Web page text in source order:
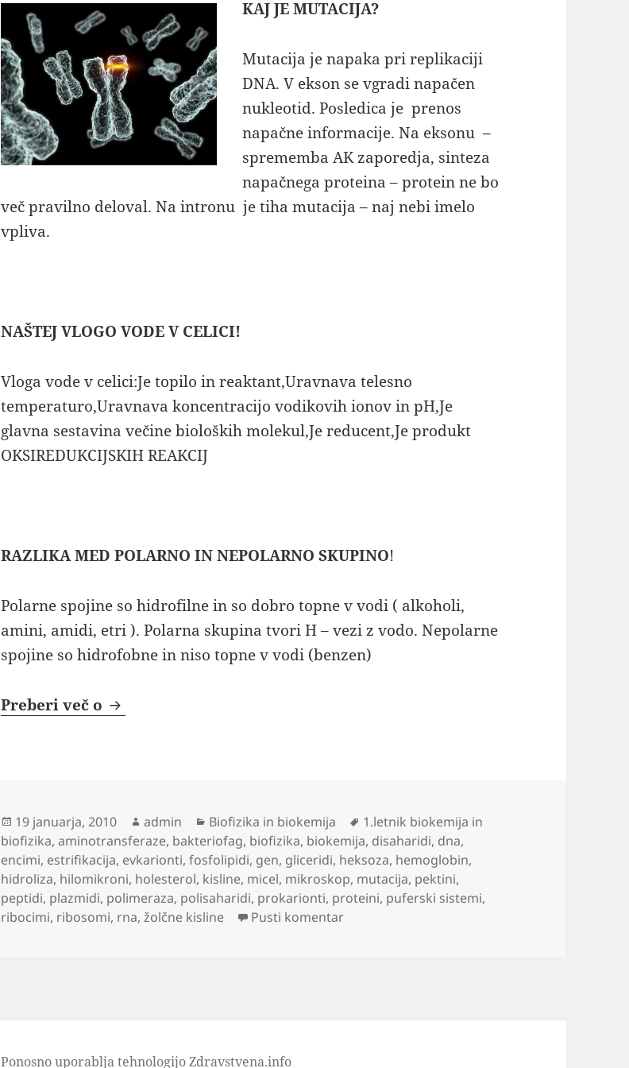
KAJ JE MUTACIJA?
Mutacija je napaka pri replikaciji
DNA. V ekson se vgradi napačen
nukleotid. Posledica je prenos
napačne informacije. Na eksonu –
sprememba AK zaporedja, sinteza
napačnega proteina – protein ne bo
več pravilno deloval. Na intronu je tiha mutacija – naj nebi imelo
vpliva.
NAŠTEJ VLOGO VODE V CELICI!
Vloga vode v celici:Je topilo in reaktant,Uravnava telesno
temperaturo,Uravnava koncentracijo vodikovih ionov in pH,Je
glavna sestavina večine bioloških molekul,Je reducent,Je produkt
OKSIREDUKCIJSKIH REAKCIJ
RAZLIKA MED POLARNO IN NEPOLARNO SKUPINO!
Polarne spojine so hidrofilne in so dobro topne v vodi ( alkoholi,
amini, amidi, etri ). Polarna skupina tvori H – vezi z vodo. Nepolarne
spojine so hidrofobne in niso topne v vodi (benzen)
Preberi več o Biokemija vaja 2010
Objavljeno
dne
19 januarja, 2010 Avtor
admin Kategorije
Biofizika in biokemija Oznake
1.letnik biokemija in
biofizika,aminotransferaze, bakteriofag, biofizika, biokemija, disaharidi, dna,
encimi, estrifikacija, evkarionti,fosfolipidi, gen, gliceridi, heksoza, hemoglobin,
hidroliza, hilomikroni, holesterol, kisline, micel, mikroskop, mutacija, pektini,
peptidi, plazmidi, polimeraza, polisaharidi, prokarionti, proteini, puferski sistemi,
ribocimi, ribosomi, rna,žolčne kisline Pusti komentarna Biokemija vaja 2010
Ponosno uporablja tehnologijo Zdravstvena.info